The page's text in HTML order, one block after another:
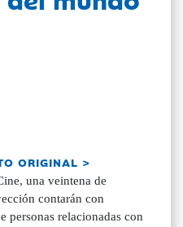
ORIGINAL >
una veintena de
contarán con
personas relacionadas con